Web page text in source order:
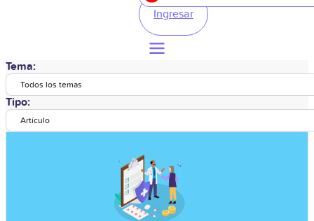
Ingresar
Tema:
Todos los temas
Tipo:
Artículo